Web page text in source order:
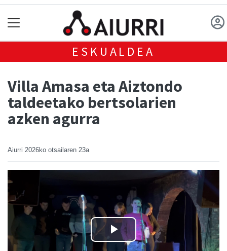
ESKUALDEA
Villa Amasa eta Aiztondo
taldeetako bertsolarien
azken agurra
Aiurri 2026ko otsailaren 23a